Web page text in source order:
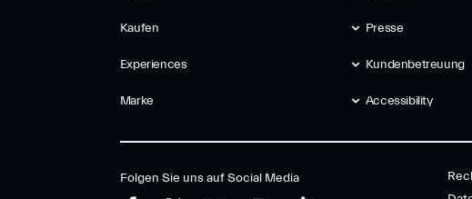
Kaufen
Experiences
Marke
Presse
Kundenbetreuung
Accessibility
Folgen Sie uns auf Social Media